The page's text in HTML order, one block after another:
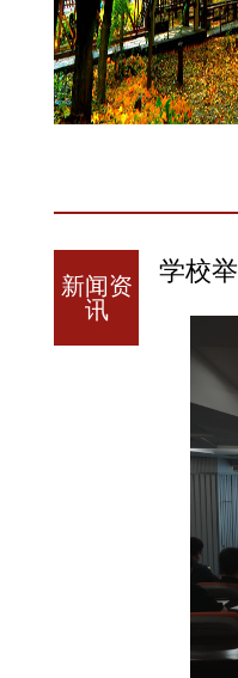
新闻资
讯
学校